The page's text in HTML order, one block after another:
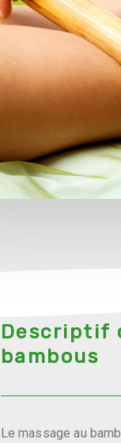
Descriptif
bambous
Le massage au